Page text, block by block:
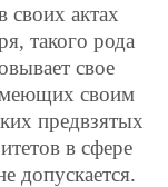
своих актах
такого рода
свое
своим
предвзятых
в сфере
допускается.